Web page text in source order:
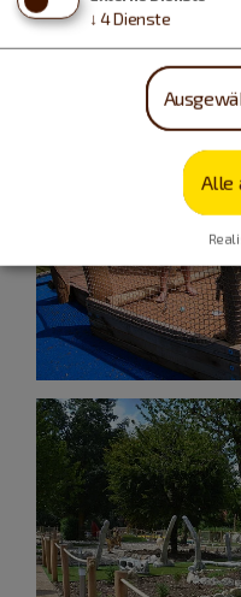
↓ 4Dienste
Alle